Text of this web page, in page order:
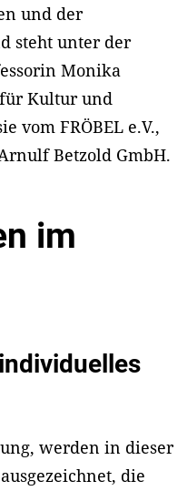
und der
steht unter der
Monika
Kultur und
vom FRÖBEL e.V.,
Betzold GmbH.
im
werden in dieser
die